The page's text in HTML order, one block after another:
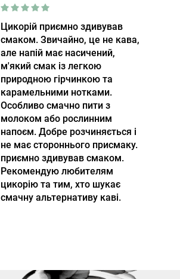
Цикорій приємно здивував
смаком. Звичайно, це не кава,
але напій має насичений,
м'який смак із легкою
природною гірчинкою та
карамельними нотками.
Особливо смачно пити з
молоком або рослинним
напоєм. Добре розчиняється і
не має стороннього присмаку.
приємно здивував смаком.
Рекомендую любителям
цикорію та тим, хто шукає
смачну альтернативу каві.